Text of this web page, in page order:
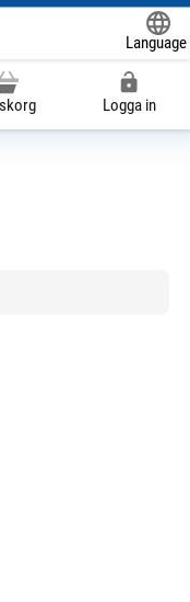
Language
Logga in